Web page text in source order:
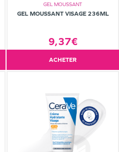
GEL MOUSSANT
GEL MOUSSANT VISAGE 236ML
9,37€
ACHETER